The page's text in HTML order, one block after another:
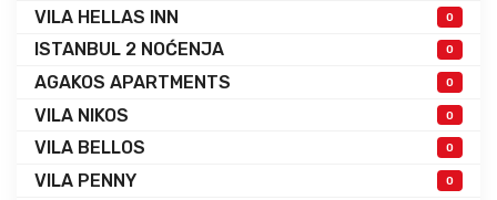
VILA HELLAS INN 0
ISTANBUL 2 NOĆENJA 0
AGAKOS APARTMENTS 0
VILA NIKOS 0
VILA BELLOS 0
VILA PENNY 0